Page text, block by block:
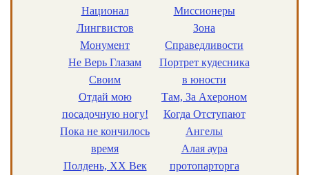
Национал
Лингвистов
Монумент
Не Верь Глазам
Своим
Отдай мою
посадочную ногу!
Пока не кончилось
время
Полдень, ХX Век
Миссионеры
Зона
Справедливости
Портрет кудесника
в юности
Там, За Ахероном
Когда Отступают
Ангелы
Алая аура
протопарторга